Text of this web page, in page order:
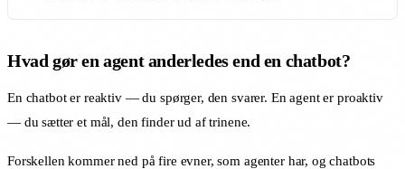
Hvad gør en agent anderledes end en chatbot?
En chatbot er reaktiv — du spørger, den svarer. En agent er proaktiv
— du sætter et mål, den finder ud af trinene.
Forskellen kommer ned på fire evner, som agenter har, og chatbots